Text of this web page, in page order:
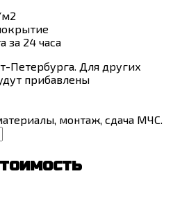
м2
за 24 часа
Петербурга. Для других
прибавлены
монтаж, сдача МЧС.